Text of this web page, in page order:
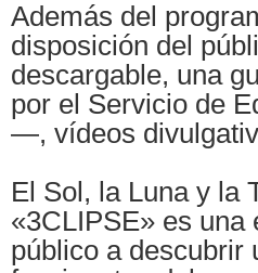
Además del
disposición del
descargable, una
por el Servicio de
—, vídeos
El Sol, la Luna y la
«3CLIPSE» es
público a descubrir